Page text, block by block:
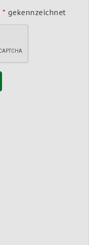
* gekennzeichnet